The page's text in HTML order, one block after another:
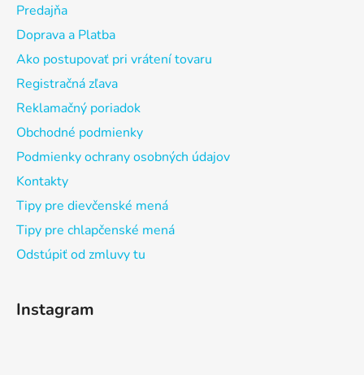
Predajňa
Doprava a Platba
Ako postupovať pri vrátení tovaru
Registračná zľava
Reklamačný poriadok
Obchodné podmienky
Podmienky ochrany osobných údajov
Kontakty
Tipy pre dievčenské mená
Tipy pre chlapčenské mená
Odstúpiť od zmluvy tu
Instagram